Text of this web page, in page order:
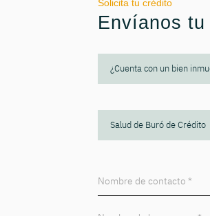
Solicita tu crédito
Envíanos